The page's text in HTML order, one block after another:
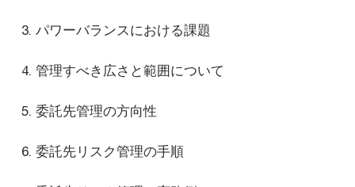
パワーバランスにおける課題
管理すべき広さと範囲について
委託先管理の方向性
委託先リスク管理の手順